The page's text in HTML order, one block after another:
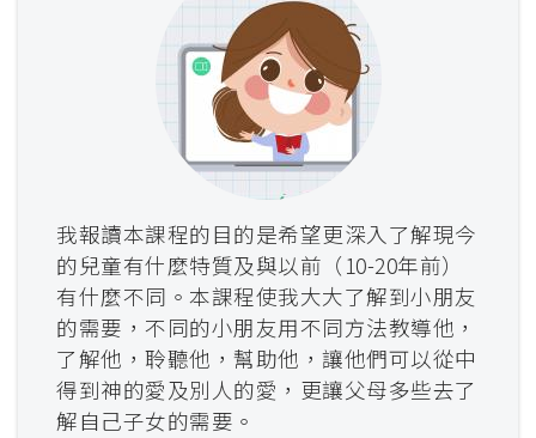
我報讀本課程的目的是希望更深入了解現今
的兒童有什麼特質及與以前（10-20年前）
有什麼不同。本課程使我大大了解到小朋友
的需要，不同的小朋友用不同方法教導他，
了解他，聆聽他，幫助他，讓他們可以從中
得到神的愛及別人的愛，更讓父母多些去了
解自己子女的需要。